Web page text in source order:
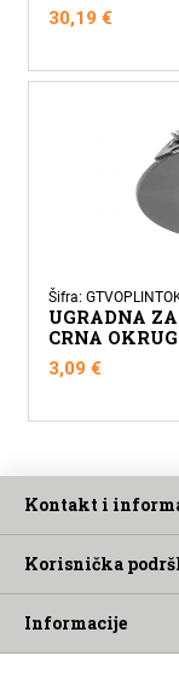
30,19€
Šifra:
UGRADNA
CRNA
3,09€
Kontakt i
Korisnička
Informacije